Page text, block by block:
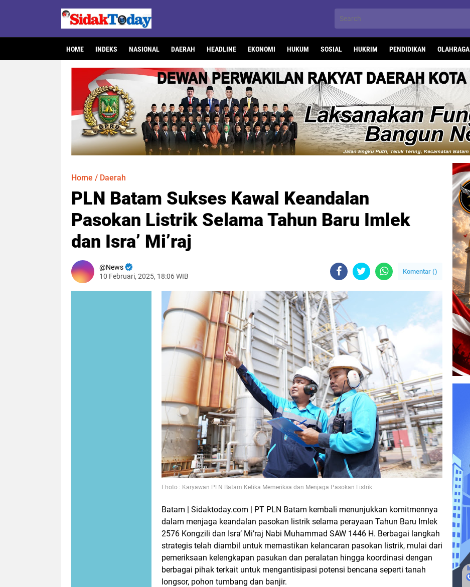
HOME INDEKS NASIONAL DAERAH HEADLINE EKONOMI HUKUM SOSIAL HUKRIM PENDIDIKAN OLAHRAGA
Home / Daerah
PLN Batam Sukses Kawal Keandalan
Pasokan Listrik Selama Tahun Baru Imlek
dan Isra’ Mi’raj
News
10 Februari, 2025, 18:06 WIB
Komentar ()
Fhoto : Karyawan PLN Batam Ketika Memeriksa dan Menjaga Pasokan Listrik
Batam | Sidaktoday.com | PT PLN Batam kembali menunjukkan komitmennya
dalam menjaga keandalan pasokan listrik selama perayaan Tahun Baru Imlek
2576 Kongzili dan Isra’ Mi’raj Nabi Muhammad SAW 1446 H. Berbagai langkah
strategis telah diambil untuk memastikan kelancaran pasokan listrik, mulai dari
pemeriksaan kelengkapan pasukan dan peralatan hingga koordinasi dengan
berbagai pihak terkait untuk mengantisipasi potensi bencana seperti tanah
longsor, pohon tumbang dan banjir.